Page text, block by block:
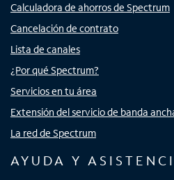
Calculadora de ahorros de Spectrum
Cancelación de contrato
Lista de canales
¿Por qué Spectrum?
Servicios en tu área
Extensión del servicio de banda
La red de Spectrum
AYUDA Y